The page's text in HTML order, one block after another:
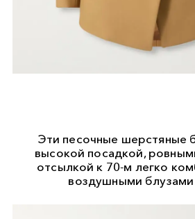
Эти песочные шерстяные
высокой посадкой,
отсылкой к 70-м легко
воздушными